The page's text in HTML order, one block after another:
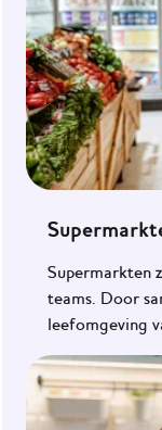
Supermarkten
teams. Door
leefomgeving